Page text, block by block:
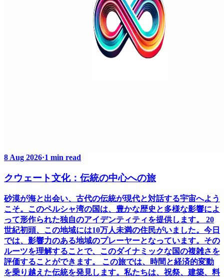
8 Aug 2026·1 min read
クウェート文化：伝統の中心への旅
砂漠が海と出会い、古代の伝統が現代と対話する宇宙へよう
こそ。このペルシャ湾の国は、豊かな歴史と多様な影響によ
って形作られた独自のアイデンティティを提供します。 20
世紀初頭、この地域には10万人未満の住民がいました。今日
では、影響力のある地域のプレーヤーとなっています。その
ルーツを理解することで、このダイナミックな国の複雑さを
評価することができます。 この旅では、時間と経済的変動
を乗り越えた伝統を発見します。私たちは、祝祭、建築、料